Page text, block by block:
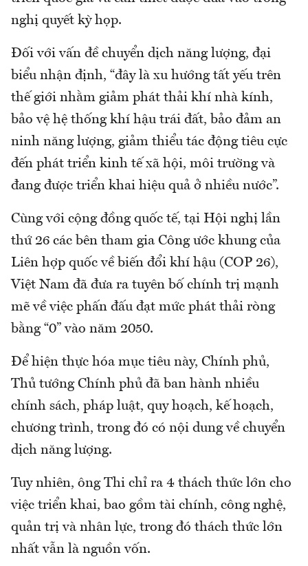
nghị quyết kỳ họp.
Đối với vấn đề chuyển dịch năng lượng, đại
biểu nhận định, “đây là xu hướng tất yếu trên
thế giới nhằm giảm phát thải khí nhà kính,
bảo vệ hệ thống khí hậu trái đất, bảo đảm an
ninh năng lượng, giảm thiểu tác động tiêu cực
đến phát triển kinh tế xã hội, môi trường và
đang được triển khai hiệu quả ở nhiều nước”.
Cùng với cộng đồng quốc tế, tại Hội nghị lần
thứ 26 các bên tham gia Công ước khung của
Liên hợp quốc về biến đổi khí hậu (COP 26),
Việt Nam đã đưa ra tuyên bố chính trị mạnh
mẽ về việc phấn đấu đạt mức phát thải ròng
bằng “0” vào năm 2050.
Để hiện thực hóa mục tiêu này, Chính phủ,
Thủ tướng Chính phủ đã ban hành nhiều
chính sách, pháp luật, quy hoạch, kế hoạch,
chương trình, trong đó có nội dung về chuyển
dịch năng lượng.
Tuy nhiên, ông Thi chỉ ra 4 thách thức lớn cho
việc triển khai, bao gồm tài chính, công nghệ,
quản trị và nhân lực, trong đó thách thức lớn
nhất vẫn là nguồn vốn.